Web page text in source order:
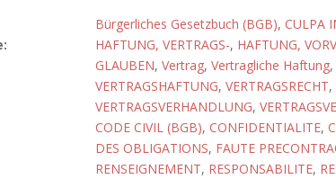
Bürgerliches Gesetzbuch (BGB), CULPA
HAFTUNG, VERTRAGS-, HAFTUNG,
GLAUBEN, Vertrag, Vertragliche Haftung,
VERTRAGSHAFTUNG, VERTRAGSRECHT,
VERTRAGSVERHANDLUNG,
CODE CIVIL (BGB), CONFIDENTIALITE,
DES OBLIGATIONS, FAUTE
RENSEIGNEMENT, RESPONSABILITE,